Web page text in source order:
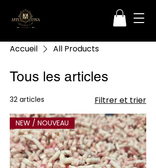
Accueil All Products
Tous les articles
32 articles Filtrer et trier
NEW / NOUVEAU